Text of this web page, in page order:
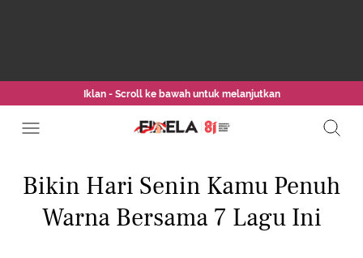
Iklan - Scroll ke bawah untuk melanjutkan
Bikin Hari Senin Kamu Penuh
Warna Bersama 7 Lagu Ini